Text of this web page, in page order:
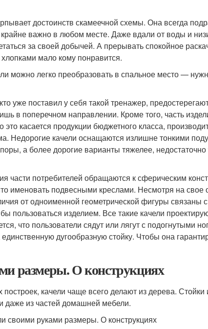
достоинств скамеечной схемы. Она всегда
крайне важно в любом месте. Даже вдали от воды и
за своей добычей. А прерывать спокойное
мало кому понравится.
можно легко преобразовать в спальное место —
уже поставил у себя такой тренажер,
в поперечном направлении. Кроме того, часть
касается продукции бюджетного класса,
Недорогие качели оснащаются излишне тонкими
а более дорогие варианты тяжелее,
части потребителей обращаются к сферическим
именовать подвесными креслами. Несмотря на свое
от одноименной геометрической фигуры связаны
пользоваться изделием. Все такие качели
что пользователи сядут или лягут с подогнутыми
дугообразную стойку. Чтобы она
размеры. О конструкциях
качели чаще всего делают из дерева.
даже из частей домашней мебели.